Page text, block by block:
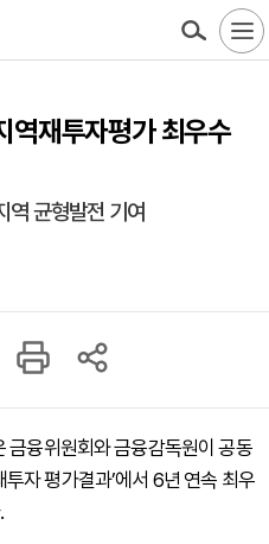
역재투자평가 최우수
역 균형발전 기여
융위원회와 금융감독원이 공동
자 평가결과’에서 6년 연속 최우